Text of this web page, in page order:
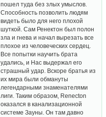
пошел туда без злых умыслов.
Способность позволить людям
видеть было для него плохой
шуткой. Сам Ренектон был полон
зла и гнева и начал вырезать все
плохое из человеческих сердец.
Все попытки научить брата
удались, и Нас выдержал его
страшный удар. Вскоре братья из
их мира были обмануты
легендарными знаменателями
лиги. Таким образом, Renecton
оказался в канализационной
системе Зауны. Он там давно